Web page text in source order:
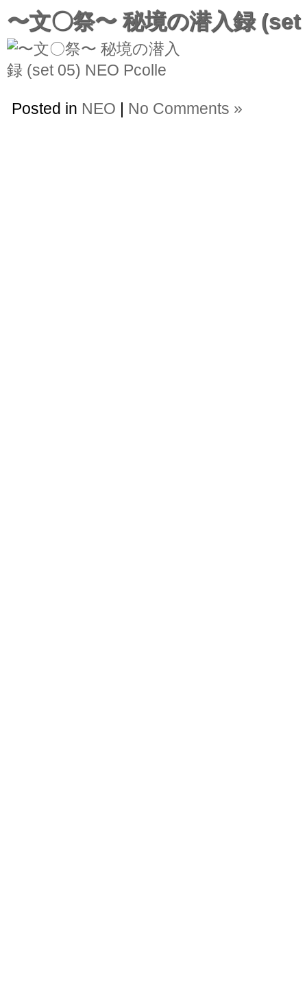
〜文〇祭〜 秘境の潜入録 (set
Posted in NEO | No Comments »